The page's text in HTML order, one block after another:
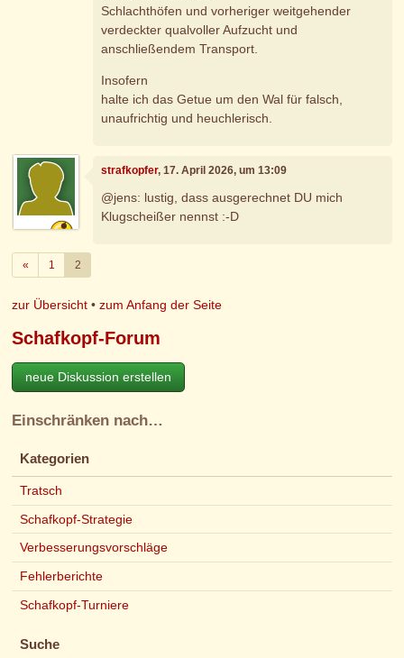
Schlachthöfen und vorheriger weitgehender
verdeckter qualvoller Aufzucht und
anschließendem Transport.
Insofern
halte ich das Getue um den Wal für falsch,
unaufrichtig und heuchlerisch.
strafkopfer, 17. April 2026, um 13:09
@jens: lustig, dass ausgerechnet DU mich
Klugscheißer nennst :-D
«Zurück
1 2
zur Übersicht •zum Anfang der Seite
Schafkopf-Forum
neue Diskussion erstellen
Einschränken nach…
Kategorien
Tratsch
Schafkopf-Strategie
Verbesserungsvorschläge
Fehlerberichte
Schafkopf-Turniere
Suche